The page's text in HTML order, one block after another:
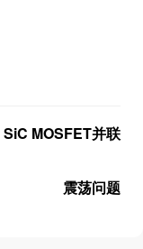
SiC MOSFET并联
震荡问题